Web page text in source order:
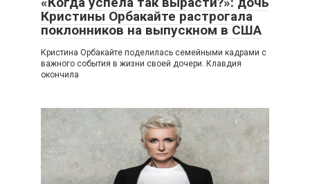
Кристины Орбакайте растрогала
поклонников на выпускном в США
Кристина Орбакайте поделилась семейными кадрами с
важного события в жизни своей дочери. Клавдия
окончила